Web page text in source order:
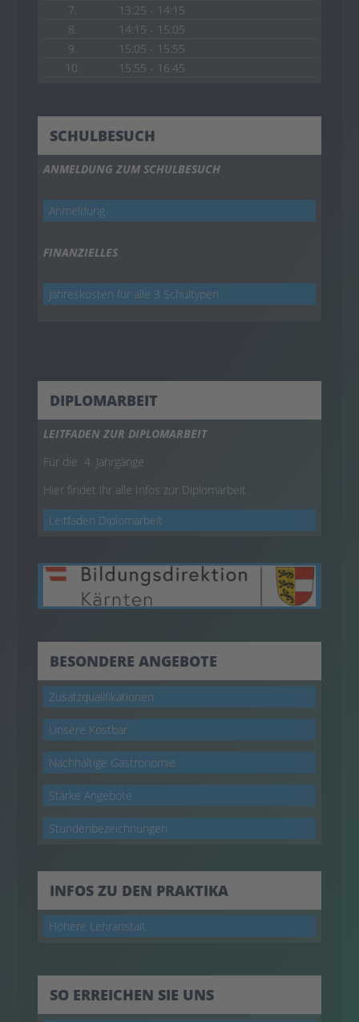
7.
13:25 - 14:15
8.
14:15 - 15:05
9.
15:05 - 15:55
10.
15:55 - 16:45
SCHULBESUCH
ANMELDUNG ZUM SCHULBESUCH
Anmeldung
FINANZIELLES
Jahreskosten für alle 3 Schultypen
DIPLOMARBEIT
LEITFADEN ZUR DIPLOMARBEIT
Für die 4. Jahrgänge
Hier findet ihr alle Infos zur Diplomarbeit
Leitfaden Diplomarbeit
BESONDERE ANGEBOTE
Zusatzqualifikationen
Unsere Kostbar
Nachhaltige Gastronomie
Starke Angebote
Stundenbezeichnungen
INFOS ZU DEN PRAKTIKA
Höhere Lehranstalt
SO ERREICHEN SIE UNS